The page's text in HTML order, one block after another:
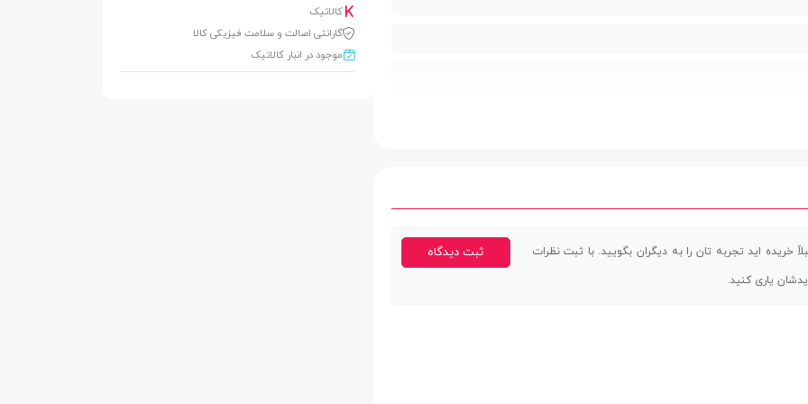
خریده اید تجربه تان را به دیگران بگویید. با ثبت نظرات
یاری کنید.
ثبت دیدگاه
کالاتیک
گارانتی اصالت و سلامت فیزیکی کالا
موجود در انبار کالاتیک